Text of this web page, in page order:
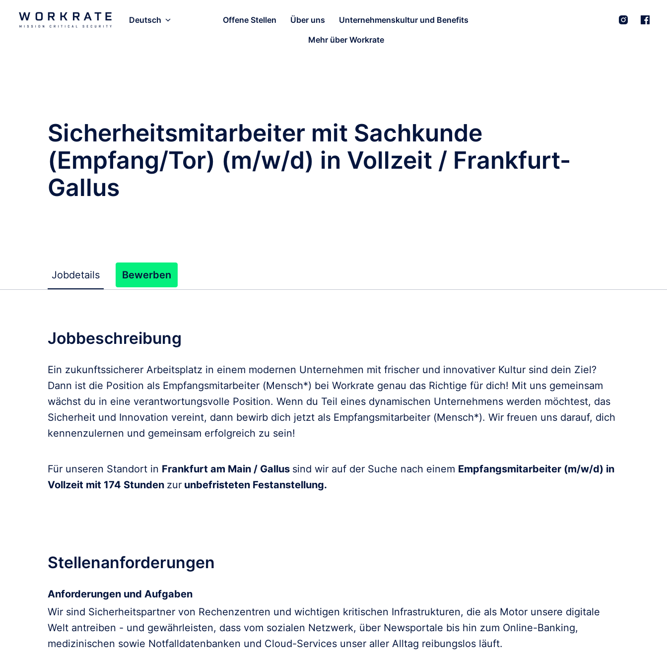
Inhalt
springenStartseite
Deutsch Offene Stellen Über uns
Unternehmenskultur und Benefits
Mehr über Workrate
Sicherheitsmitarbeiter mit Sachkunde
(Empfang/Tor) (m/w/d) in Vollzeit / Frankfurt-
Gallus
Jobdetails Bewerben
Jobbeschreibung
Ein zukunftssicherer Arbeitsplatz in einem modernen Unternehmen mit frischer und innovativer Kultur sind dein Ziel?
Dann ist die Position als Empfangsmitarbeiter (Mensch*) bei Workrate genau das Richtige für dich! Mit uns gemeinsam
wächst du in eine verantwortungsvolle Position. Wenn du Teil eines dynamischen Unternehmens werden möchtest, das
Sicherheit und Innovation vereint, dann bewirb dich jetzt als Empfangsmitarbeiter (Mensch*). Wir freuen uns darauf, dich
kennenzulernen und gemeinsam erfolgreich zu sein!
Für unseren Standort in Frankfurt am Main / Gallus sind wir auf der Suche nach einem Empfangsmitarbeiter (m/w/d) in
Vollzeit mit 174 Stunden zur unbefristeten Festanstellung.
Stellenanforderungen
Anforderungen und Aufgaben
Wir sind Sicherheitspartner von Rechenzentren und wichtigen kritischen Infrastrukturen, die als Motor unsere digitale
Welt antreiben - und gewährleisten, dass vom sozialen Netzwerk, über Newsportale bis hin zum Online-Banking,
medizinischen sowie Notfalldatenbanken und Cloud-Services unser aller Alltag reibungslos läuft.